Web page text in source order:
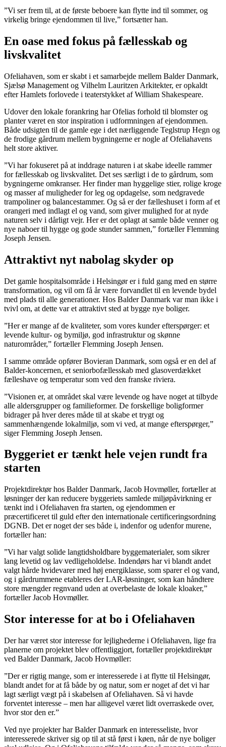
”Vi ser frem til, at de første beboere kan flytte ind til sommer, og
virkelig bringe ejendommen til live,” fortsætter han.
En oase med fokus på fællesskab og
livskvalitet
Ofeliahaven, som er skabt i et samarbejde mellem Balder Danmark,
Sjælsø Management og Vilhelm Lauritzen Arkitekter, er opkaldt
efter Hamlets forlovede i teaterstykket af William Shakespeare.
Udover den lokale forankring har Ofelias forhold til blomster og
planter været en stor inspiration i udformningen af ejendommen.
Både udsigten til de gamle ege i det nærliggende Teglstrup Hegn og
de frodige gårdrum mellem bygningerne er nogle af Ofeliahavens
helt store aktiver.
”Vi har fokuseret på at inddrage naturen i at skabe ideelle rammer
for fællesskab og livskvalitet. Det ses særligt i de to gårdrum, som
bygningerne omkranser. Her finder man hyggelige stier, rolige kroge
og masser af muligheder for leg og opdagelse, som nedgravede
trampoliner og balancestammer. Og så er der fælleshuset i form af et
orangeri med indlagt el og vand, som giver mulighed for at nyde
naturen selv i dårligt vejr. Her er det oplagt at samle både venner og
nye naboer til hygge og gode stunder sammen,” fortæller Flemming
Joseph Jensen.
Attraktivt nyt nabolag skyder op
Det gamle hospitalsområde i Helsingør er i fuld gang med en større
transformation, og vil om få år være forvandlet til en levende bydel
med plads til alle generationer. Hos Balder Danmark var man ikke i
tvivl om, at dette var et attraktivt sted at bygge nye boliger.
”Her er mange af de kvaliteter, som vores kunder efterspørger: et
levende kultur- og bymiljø, god infrastruktur og skønne
naturområder,” fortæller Flemming Joseph Jensen.
I samme område opfører Bovieran Danmark, som også er en del af
Balder-koncernen, et seniorbofællesskab med glasoverdækket
fælleshave og temperatur som ved den franske riviera.
”Visionen er, at området skal være levende og have noget at tilbyde
alle aldersgrupper og familieformer. De forskellige boligformer
bidrager på hver deres måde til at skabe et trygt og
sammenhængende lokalmiljø, som vi ved, at mange efterspørger,”
siger Flemming Joseph Jensen.
Byggeriet er tænkt hele vejen rundt fra
starten
Projektdirektør hos Balder Danmark, Jacob Hovmøller, fortæller at
løsninger der kan reducere byggeriets samlede miljøpåvirkning er
tænkt ind i Ofeliahaven fra starten, og ejendommen er
præcertificeret til guld efter den internationale certificeringsordning
DGNB. Det er noget der ses både i, indenfor og udenfor murene,
fortæller han:
”Vi har valgt solide langtidsholdbare byggematerialer, som sikrer
lang levetid og lav vedligeholdelse. Indendørs har vi blandt andet
valgt hårde hvidevarer med høj energiklasse, som sparer el og vand,
og i gårdrummene etableres der LAR-løsninger, som kan håndtere
store mængder regnvand uden at overbelaste de lokale kloaker,”
fortæller Jacob Hovmøller.
Stor interesse for at bo i Ofeliahaven
Der har været stor interesse for lejlighederne i Ofeliahaven, lige fra
planerne om projektet blev offentliggjort, fortæller projektdirektør
ved Balder Danmark, Jacob Hovmøller:
”Der er rigtig mange, som er interesserede i at flytte til Helsingør,
blandt andet for at få både by og natur, som er noget af det vi har
lagt særligt vægt på i skabelsen af Ofeliahaven. Så vi havde
forventet interesse – men har alligevel været lidt overraskede over,
hvor stor den er.”
Ved nye projekter har Balder Danmark en interesseliste, hvor
interesserede skriver sig op til at stå først i køen, når de nye boliger